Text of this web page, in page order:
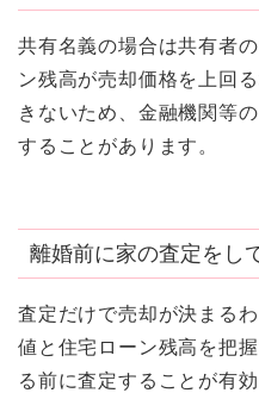
共有名義の場合は共有者
ン残高が売却価格を上回
きないため、金融機関等
することがあります。
離婚前に家の査定をし
査定だけで売却が決まる
値と住宅ローン残高を把
る前に査定することが有効